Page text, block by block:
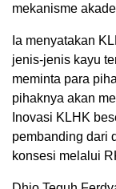
mekanisme
Ia menyatakan
jenis-jenis kayu
meminta para
pihaknya akan
Inovasi KLHK
pembanding dari
konsesi melalui